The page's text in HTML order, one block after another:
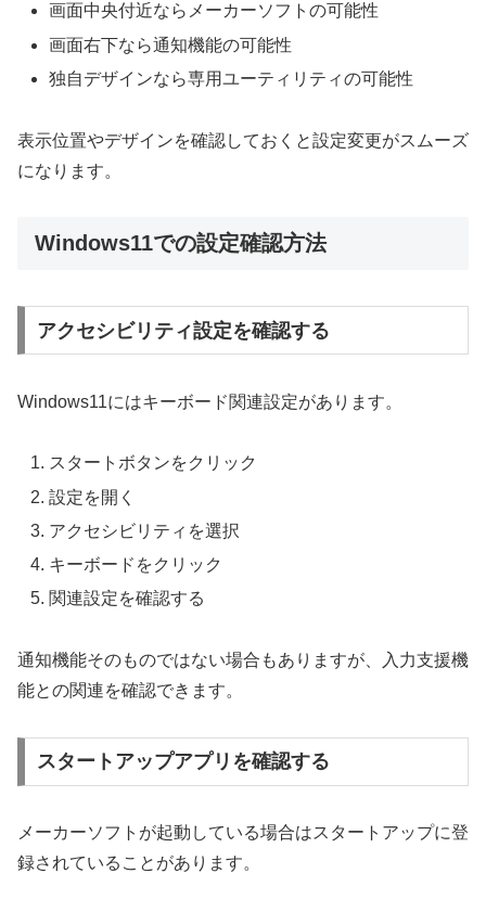
画面中央付近ならメーカーソフトの可能性
画面右下なら通知機能の可能性
独自デザインなら専用ユーティリティの可能性
表示位置やデザインを確認しておくと設定変更がスムーズ
になります。
Windows11での設定確認方法
アクセシビリティ設定を確認する
Windows11にはキーボード関連設定があります。
スタートボタンをクリック
設定を開く
アクセシビリティを選択
キーボードをクリック
関連設定を確認する
通知機能そのものではない場合もありますが、入力支援機
能との関連を確認できます。
スタートアップアプリを確認する
メーカーソフトが起動している場合はスタートアップに登
録されていることがあります。